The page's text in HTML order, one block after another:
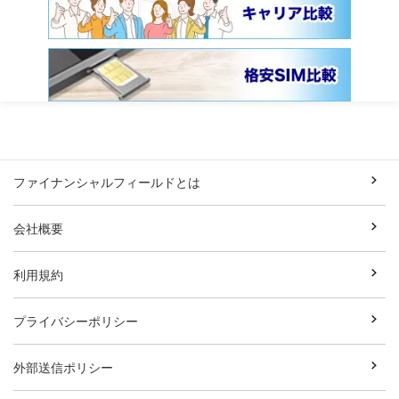
ファイナンシャルフィールドとは
会社概要
利用規約
プライバシーポリシー
外部送信ポリシー